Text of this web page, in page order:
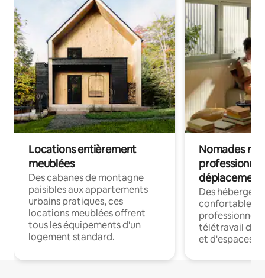
Locations entièrement
meublées
Des cabanes de montagne
paisibles aux appartements
urbains pratiques, ces
locations meublées offrent
tous les équipements d'un
logement standard.
Nomades
déplacement
Des
confortables
professionnels
télétravail
et d'espaces